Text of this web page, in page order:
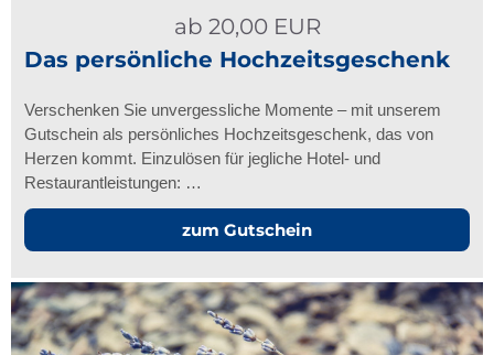
ab 20,00EUR
Das persönliche Hochzeitsgeschenk
Verschenken Sie unvergessliche Momente – mit unserem
Gutschein als persönliches Hochzeitsgeschenk, das von
Herzen kommt. Einzulösen für jegliche Hotel- und
Restaurantleistungen: …
zum Gutschein